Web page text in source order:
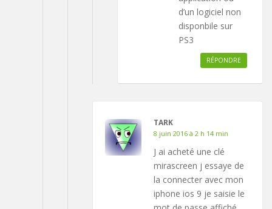
d’un logiciel non
disponbile sur
PS3
RÉPONDRE
TARK
8 juin 2016 à 2 h 14 min
J ai acheté une clé
mirascreen j essaye de
la connecter avec mon
iphone ios 9 je saisie le